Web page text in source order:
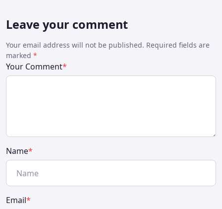
Leave your comment
Your email address will not be published. Required fields are
marked *
Your Comment*
Name*
Email*